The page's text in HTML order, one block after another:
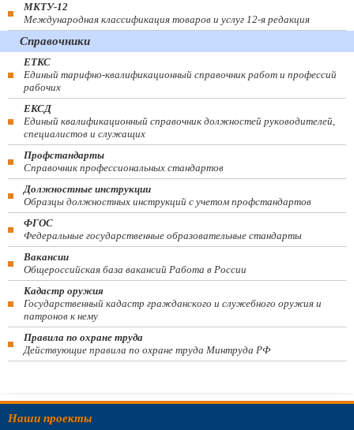
МКТУ-12
Международная классификация товаров и услуг 12-я редакция
Справочники
ЕТКС
Единый тарифно-квалификационный справочник работ и профессий
рабочих
ЕКСД
Единый квалификационный справочник должностей руководителей,
специалистов и служащих
Профстандарты
Справочник профессиональных стандартов
Должностные инструкции
Образцы должностных инструкций с учетом профстандартов
ФГОС
Федеральные государственные образовательные стандарты
Вакансии
Общероссийская база вакансий Работа в России
Кадастр оружия
Государственный кадастр гражданского и служебного оружия и
патронов к нему
Правила по охране труда
Действующие правила по охране труда Минтруда РФ
Наши проекты